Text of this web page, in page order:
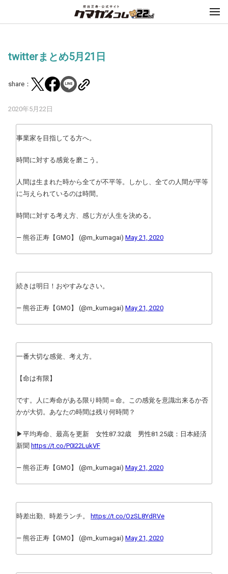
twitterまとめ5月21日
share：
2020年5月22日
事業家を目指してる方へ。
時間に対する感覚を磨こう。
人間は生まれた時から全てが不平等。しかし、全ての人間が平等
に与えられているのは時間。
時間に対する考え方、感じ方が人生を決める。
— 熊谷正寿【GMO】 (@m_kumagai) May 21, 2020
続きは明日！おやすみなさい。
— 熊谷正寿【GMO】 (@m_kumagai) May 21, 2020
一番大切な感覚、考え方。
【命は有限】
です。人に寿命がある限り時間＝命。この感覚を意識出来るか否
かが大切。あなたの時間は残り何時間？
▶平均寿命、最高を更新 女性87.32歳 男性81.25歳：日本経済
新聞 https://t.co/P0I22LukVF
— 熊谷正寿【GMO】 (@m_kumagai) May 21, 2020
時差出勤、時差ランチ。 https://t.co/OzSL8YdRVe
— 熊谷正寿【GMO】 (@m_kumagai) May 21, 2020